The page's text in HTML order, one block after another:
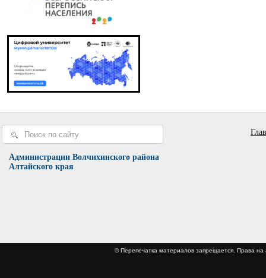
Администрации Волчихинского района
Алтайского края
© Перепечатка материалов запрещается.